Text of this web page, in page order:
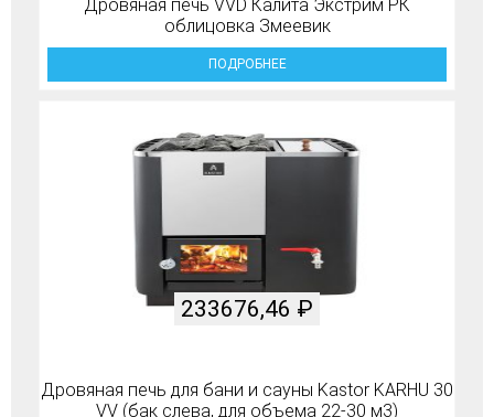
Дровяная печь VVD Калита Экстрим РК
облицовка Змеевик
ПОДРОБНЕЕ
Дровяная печь для бани и сауны Kastor KARHU 30
VV (бак слева, для объема 22-30 м3)
233676,46 ₽